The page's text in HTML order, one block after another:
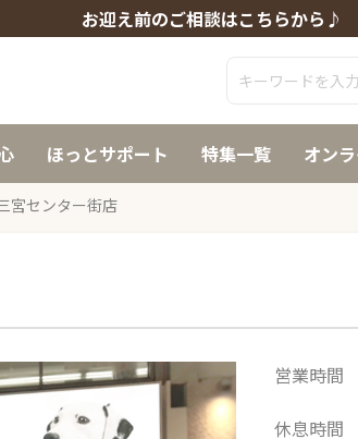
お迎え前のご相談はこちらから♪
ほっとサポート 特集一覧 オン
宮センター街店
営業時間
休息時間